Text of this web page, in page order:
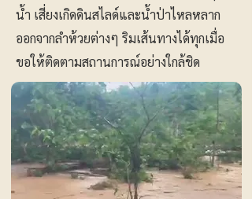
น้ำ เสี่ยงเกิดดินสไลด์และน้ำป่าไหลหลาก
ออกจากลำห้วยต่างๆ ริมเส้นทางได้ทุกเมื่อ
ขอให้ติดตามสถานการณ์อย่างใกล้ชิด